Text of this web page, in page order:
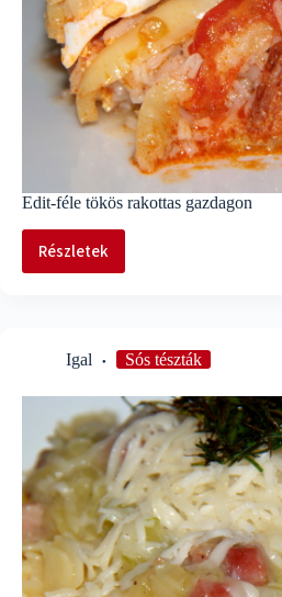
Edit-féle tökös rakottas gazdagon
Részletek
Edit-
gazdagon
Igal Sós tészták